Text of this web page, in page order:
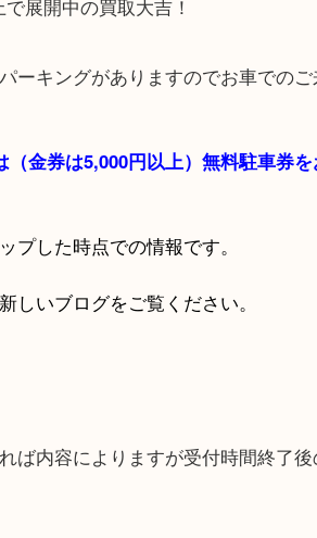
などの他にも鉄道模型・骨董品・
品目数で使わなくなったお品物を
で展開中の買取大吉！
パーキングがありますのでお車で
（金券は5,000円以上）無料駐車